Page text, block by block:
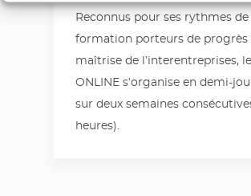
Reconnus pour ses rythmes de
formation porteurs de progrès
maîtrise de l’interentreprises,
ONLINE s’organise en demi-
sur deux semaines
heures).